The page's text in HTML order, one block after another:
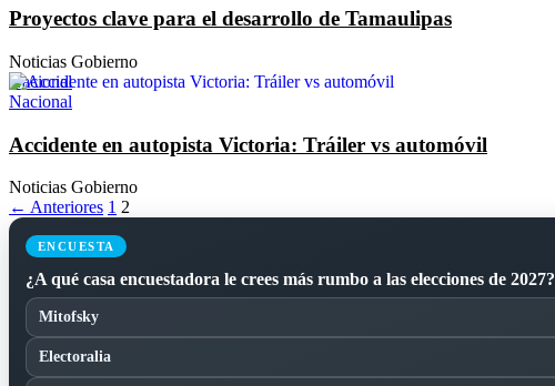
Proyectos clave para el desarrollo de Tamaulipas
Noticias Gobierno
Nacional
Nacional
Accidente en autopista Victoria: Tráiler vs automóvil
Noticias Gobierno
← Anteriores 1 2
ENCUESTA
¿A qué casa encuestadora le crees más rumbo a las elecciones de 2027?
Mitofsky
Electoralia